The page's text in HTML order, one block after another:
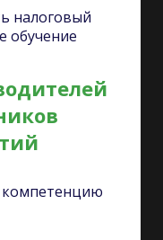
налоговый
обучение
компетенцию